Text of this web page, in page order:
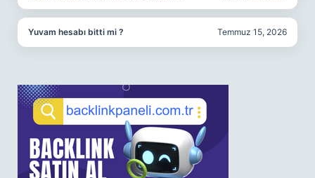
Yuvam hesabı bitti mi ? Temmuz 15, 2026